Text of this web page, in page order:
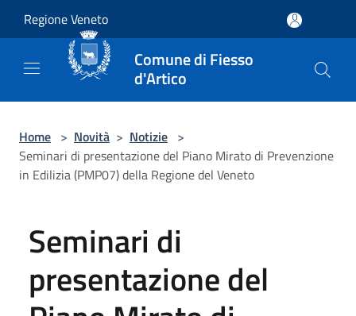
Regione Veneto
Comune di Fiesso
d'Artico
Home > Novità > Notizie >
Seminari di presentazione del Piano Mirato di Prevenzione
in Edilizia (PMP07) della Regione del Veneto
Seminari di
presentazione del